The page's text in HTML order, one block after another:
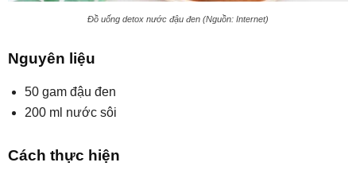
Đồ uống detox nước đậu đen (Nguồn: Internet)
Nguyên liệu
50 gam đậu đen
200 ml nước sôi
Cách thực hiện